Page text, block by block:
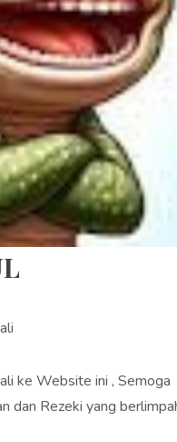
ke Website ini , Semoga
Rezeki yang